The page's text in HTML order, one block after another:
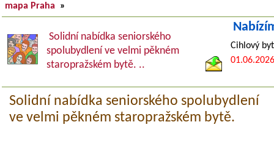
mapa Praha
»
Solidní nabídka seniorského
spolubydlení ve velmi pěkném
staropražském bytě. ..
Cihlový
01.06.2026
Solidní nabídka seniorského spolubydlení
ve velmi pěkném staropražském bytě.